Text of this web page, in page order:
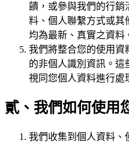
饋，或參與我們的行銷
料、個人聯繫方式或其
均為最新、真實之資料
我們將整合您的使用資
的非個人識別資訊。這
視同您個人資料進行處
貳、我們如何使用
我們收集到個人資料、